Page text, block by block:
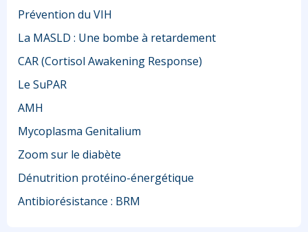
Prévention du VIH
La MASLD : Une bombe à retardement
CAR (Cortisol Awakening Response)
Le SuPAR
AMH
Mycoplasma Genitalium
Zoom sur le diabète
Dénutrition protéino-énergétique
Antibiorésistance : BRM